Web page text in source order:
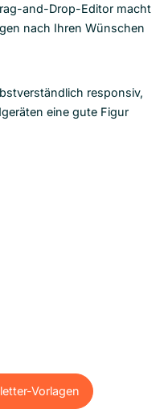
and-Drop-Editor macht
nach Ihren Wünschen
responsiv,
eine gute Figur
Vorlagen
Vorlagen